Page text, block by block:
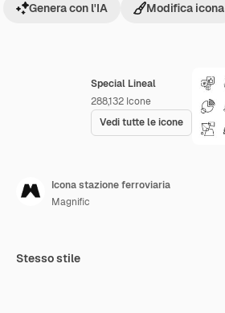
Special Lineal
288,132 Icone
Vedi tutte le icone
Genera con l'IA Modifica icona
Icona stazione ferroviaria
Magnific
Stesso stile